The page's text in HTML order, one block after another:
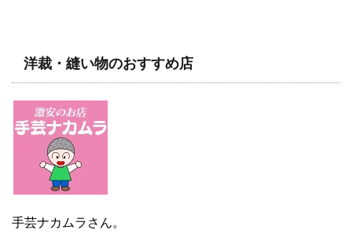
洋裁・縫い物のおすすめ店
手芸ナカムラさん。